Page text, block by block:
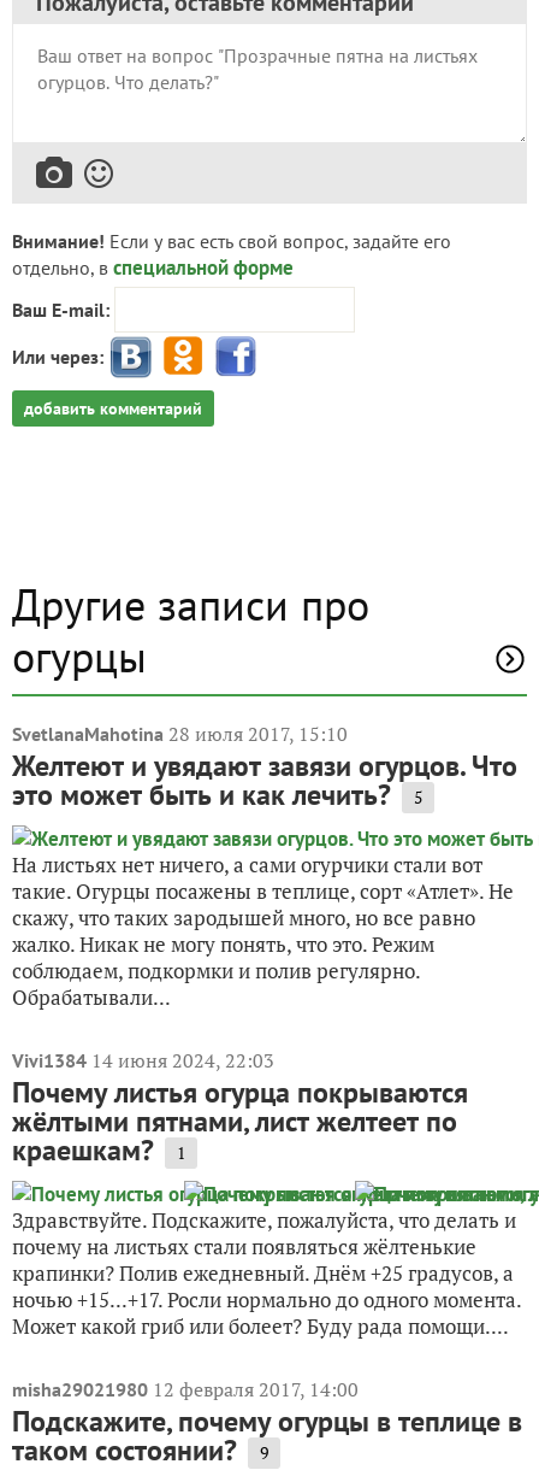
Внимание! Если у вас есть свой вопрос, задайте его
отдельно, в специальной форме
Ваш E-mail:
Или через:
добавить комментарий
Другие записи про
огурцы
SvetlanaMahotina 28 июля 2017, 15:10
Желтеют и увядают завязи огурцов. Что
это может быть и как лечить? 5
На листьях нет ничего, а сами огурчики стали вот
такие. Огурцы посажены в теплице, сорт «Атлет». Не
скажу, что таких зародышей много, но все равно
жалко. Никак не могу понять, что это. Режим
соблюдаем, подкормки и полив регулярно.
Обрабатывали...
Vivi1384 14 июня 2024, 22:03
Почему листья огурца покрываются
жёлтыми пятнами, лист желтеет по
краешкам? 1
Здравствуйте. Подскажите, пожалуйста, что делать и
почему на листьях стали появляться жёлтенькие
крапинки? Полив ежедневный. Днём +25 градусов, а
ночью +15...+17. Росли нормально до одного момента.
Может какой гриб или болеет? Буду рада помощи....
misha29021980 12 февраля 2017, 14:00
Подскажите, почему огурцы в теплице в
таком состоянии? 9